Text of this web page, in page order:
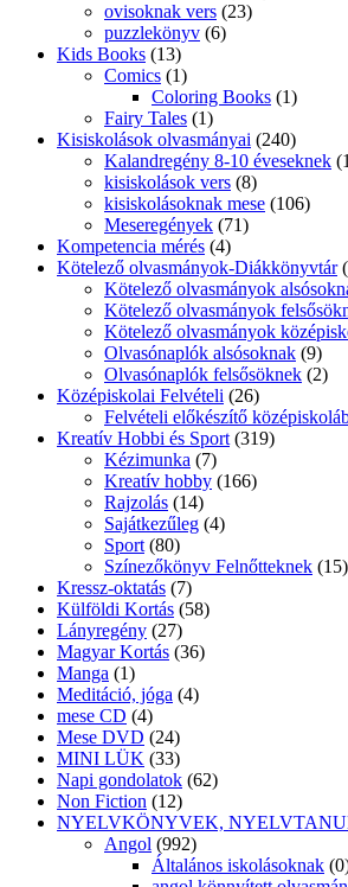
ovisoknak vers (23)
puzzlekönyv (6)
Kids Books (13)
Comics (1)
Coloring Books (1)
Fairy Tales (1)
Kisiskolások olvasmányai (240)
Kalandregény 8-10 éveseknek
kisiskolások vers (8)
kisiskolásoknak mese (106)
Meseregények (71)
Kompetencia mérés (4)
Kötelező olvasmányok-Diákkönyvtár
Kötelező olvasmányok
Kötelező olvasmányok
Kötelező olvasmányok
Olvasónaplók alsósoknak (9)
Olvasónaplók felsősöknek (2)
Középiskolai Felvételi (26)
Felvételi előkészítő
Kreatív Hobbi és Sport (319)
Kézimunka (7)
Kreatív hobby (166)
Rajzolás (14)
Sajátkezűleg (4)
Sport (80)
Színezőkönyv Felnőtteknek (15)
Kressz-oktatás (7)
Külföldi Kortás (58)
Lányregény (27)
Magyar Kortás (36)
Manga (1)
Meditáció, jóga (4)
mese CD (4)
Mese DVD (24)
MINI LÜK (33)
Napi gondolatok (62)
Non Fiction (12)
NYELVKÖNYVEK,
Angol (992)
Általános iskolásoknak